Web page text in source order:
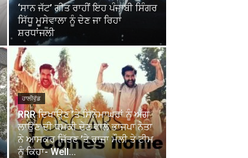
‘ਸਾਨ ਜੱਟ’ ਗੀਤ ਰਾਹੀਂ ਇਹ ਪੰਜਾਬੀ ਸਿੰਗਰ
ਸਿੱਧੂ ਮੂਸੇਵਾਲਾ ਨੂੰ ਦੇਣ ਜਾ ਰਿਹਾ
ਸ਼ਰਧਾਂਜਲੀ
ਹਾਲੀਵੁੱਡ
RRR ਦਿਖਾਉਣ ’ਤੇ ਸਿਨੇਮਾਘਰਾਂ ਨੂੰ ਅੱਗ
ਲਾਉਣ ਦੀ ਧਮਕੀ ਦੇਣ ਵਾਲੇ ਭਾਜਪਾ ਨੇਤਾ
ਨੇ ਆਸਕਰ ਜਿੱਤਣ ’ਤੇ ਰਾਜਾ ਮੌਲੀ ਤੇ ਟੀਮ
ਨੂੰ ਕਿਹਾ- Well...